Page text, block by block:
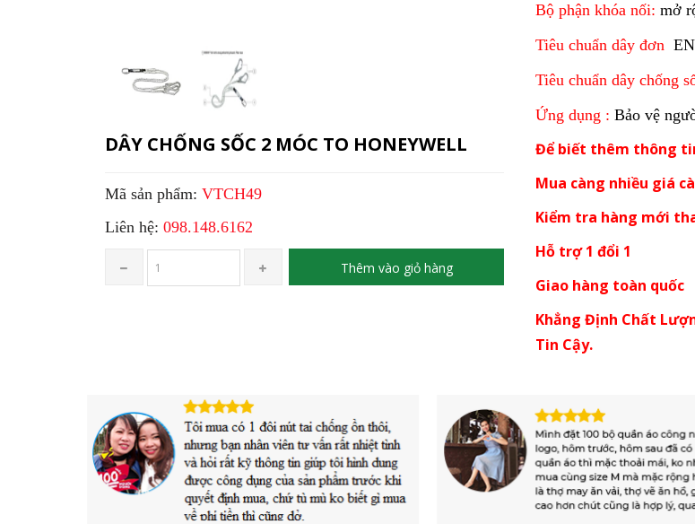
DÂY CHỐNG SỐC 2 MÓC TO HONEYWELL
Mã sản phẩm: VTCH49
Liên hệ: 098.148.6162
Thêm vào giỏ hàng
Bộ phận khóa nối: mở
Tiêu chuẩn dây đơn
Tiêu chuẩn dây chống
Ứng dụng : Bảo vệ
Để biết thêm thông
Mua càng nhiều giá
Kiểm tra hàng mới
Hỗ trợ 1 đổi 1
Giao hàng toàn quốc
Khẳng Định Chất
Tin Cậy.